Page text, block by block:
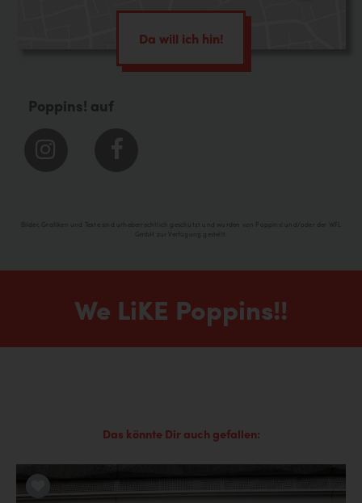
Da will ich hin!
Poppins! auf
Bilder, Grafiken und Texte sind urheberrechtlich geschützt und wurden von Poppins! und/oder der WFL
GmbH zur Verfügung gestellt.
We LiKE Poppins!!
Das könnte Dir auch gefallen:
LiKE it!